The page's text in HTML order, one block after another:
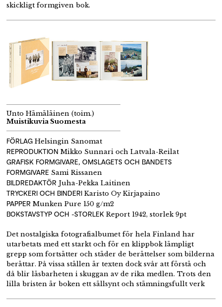
skickligt formgiven bok.
Unto Hämäläinen (toim.)
Muistikuvia Suomesta
FÖRLAG Helsingin Sanomat
REPRODUKTION Mikko Sunnari och Latvala-Reilat
GRAFISK FORMGIVARE, OMSLAGETS OCH BANDETS
FORMGIVARE Sami Rissanen
BILDREDAKTÖR Juha-Pekka Laitinen
TRYCKERI OCH BINDERI Karisto Oy Kirjapaino
PAPPER Munken Pure 150 g/m2
BOKSTAVSTYP OCH -STORLEK Report 1942, storlek 9pt
Det nostalgiska fotografialbumet för hela Finland har
utarbetats med ett starkt och för en klippbok lämpligt
grepp som fortsätter och städer de berättelser som bilderna
berättar. På vissa ställen är texten dock svår att förstä och
då blir läsbarheten i skuggan av de rika medlen. Trots den
lilla bristen är boken ett sällsynt och stämningsfullt verk